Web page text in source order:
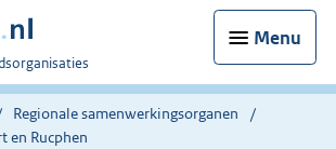
Menu
Regionale samenwerkingsorganen
en Rucphen